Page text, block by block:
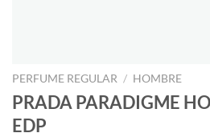
PERFUME REGULAR / HOMBRE
PRADA PARADIGME
EDP